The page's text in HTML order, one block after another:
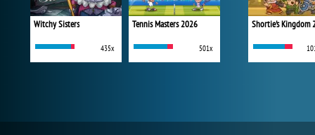
Witchy Sisters
435x
Tennis Masters 2026
501x
Shortie's Kingdom